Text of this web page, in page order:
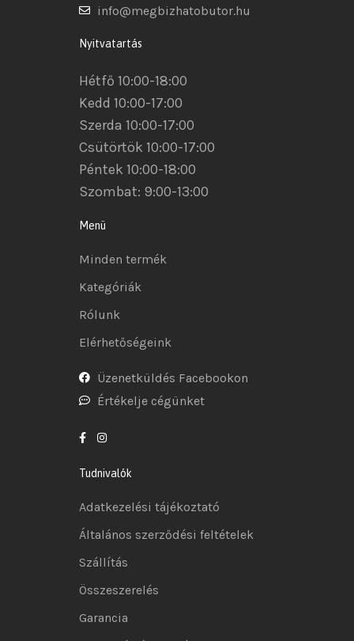
info@megbizhatobutor.hu
Nyitvatartás
Hétfő 10:00-18:00
Kedd 10:00-17:00
Szerda 10:00-17:00
Csütörtök 10:00-17:00
Péntek 10:00-18:00
Szombat: 9:00-13:00
Menü
Minden termék
Kategóriák
Rólunk
Elérhetőségeink
Üzenetküldés Facebookon
Értékelje cégünket
Tudnivalók
Adatkezelési tájékoztató
Általános szerződési feltételek
Szállítás
Összeszerelés
Garancia